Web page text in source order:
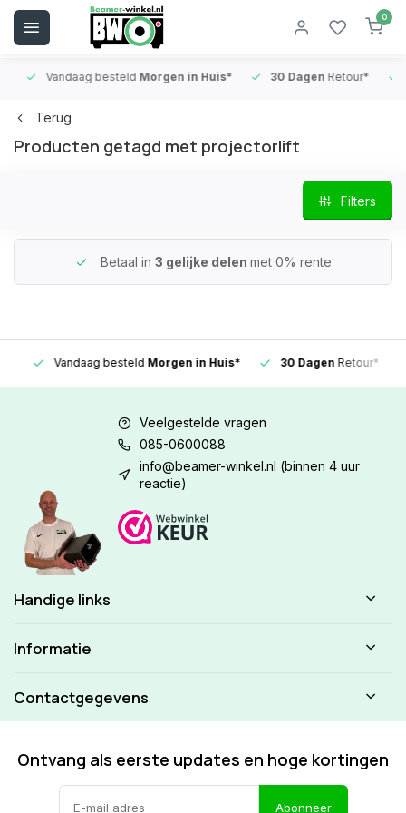
0
Vandaag besteldMorgen in Huis* 30 DagenRetour*
Terug
Producten getagd met projectorlift
Filters
Betaal in 3 gelijke delen met 0% rente
Vandaag besteldMorgen in Huis* 30 DagenRetour*
Veelgestelde vragen
085-0600088
info@beamer-winkel.nl (binnen 4 uur
reactie)
Handige links
Informatie
Contactgegevens
Ontvang als eerste updates en hoge kortingen
Abonneer